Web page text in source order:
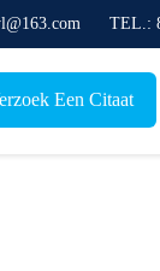
TEL.:
Een Citaat